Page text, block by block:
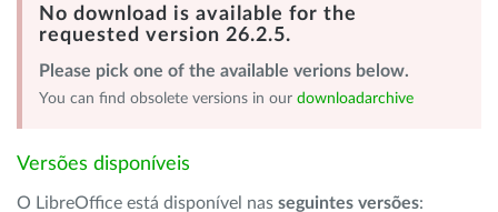
No download is available for the
requested version 26.2.5.
Please pick one of the available verions below.
You can find obsolete versions in our downloadarchive
Versões disponíveis
O LibreOffice está disponível nas seguintes versões: